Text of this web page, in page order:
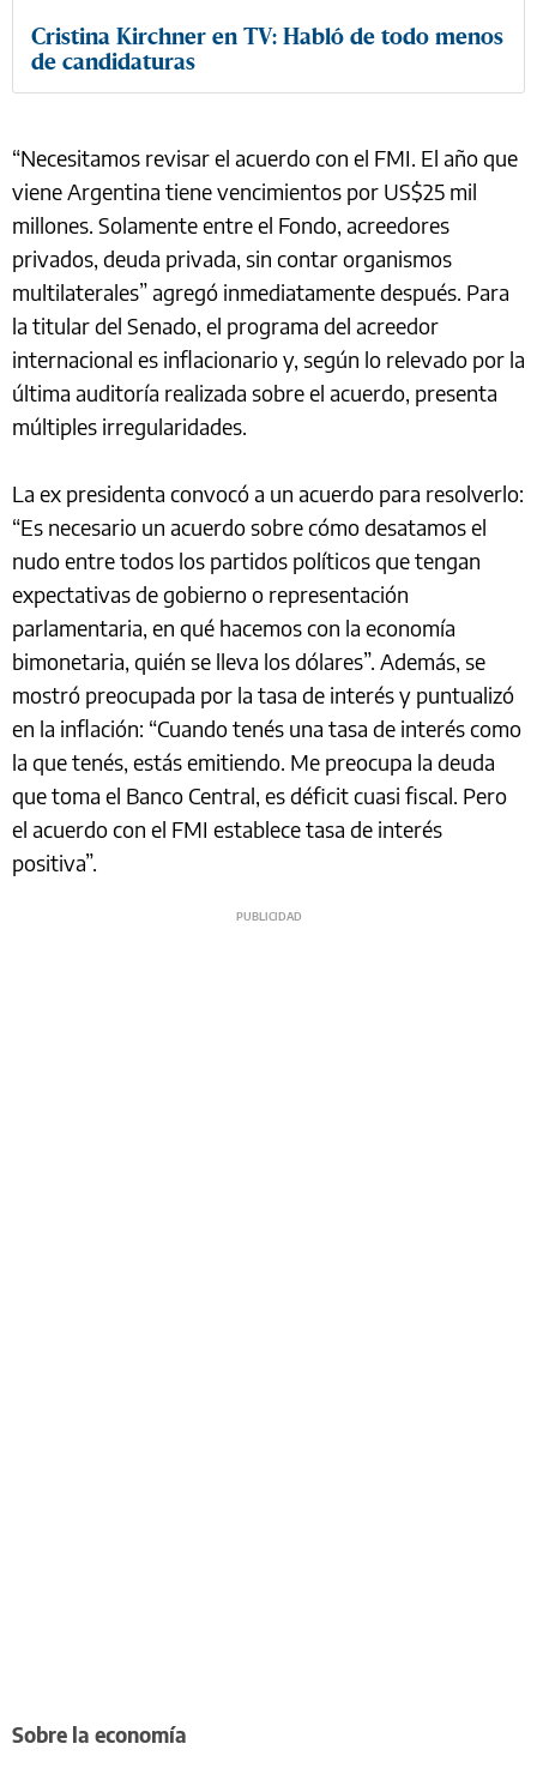
Cristina Kirchner en TV: Habló de todo menos
de candidaturas
“Necesitamos revisar el acuerdo con el FMI. El año que
viene Argentina tiene vencimientos por US$25 mil
millones. Solamente entre el Fondo, acreedores
privados, deuda privada, sin contar organismos
multilaterales” agregó inmediatamente después. Para
la titular del Senado, el programa del acreedor
internacional es inflacionario y, según lo relevado por la
última auditoría realizada sobre el acuerdo, presenta
múltiples irregularidades.
La ex presidenta convocó a un acuerdo para resolverlo:
“Es necesario un acuerdo sobre cómo desatamos el
nudo entre todos los partidos políticos que tengan
expectativas de gobierno o representación
parlamentaria, en qué hacemos con la economía
bimonetaria, quién se lleva los dólares”. Además, se
mostró preocupada por la tasa de interés y puntualizó
en la inflación: “Cuando tenés una tasa de interés como
la que tenés, estás emitiendo. Me preocupa la deuda
que toma el Banco Central, es déficit cuasi fiscal. Pero
el acuerdo con el FMI establece tasa de interés
positiva”.
Sobre la economía